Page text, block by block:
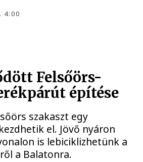
4:00
Felsőörs-
építése
szakaszt egy
el. Jövő nyáron
is lebiciklizhetünk a
a Balatonra.